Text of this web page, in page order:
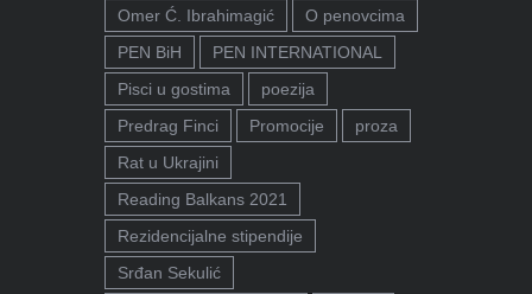
Omer Ć. Ibrahimagić
O penovcima
PEN BiH
PEN INTERNATIONAL
Pisci u gostima
poezija
Predrag Finci
Promocije
proza
Rat u Ukrajini
Reading Balkans 2021
Rezidencijalne stipendije
Srđan Sekulić